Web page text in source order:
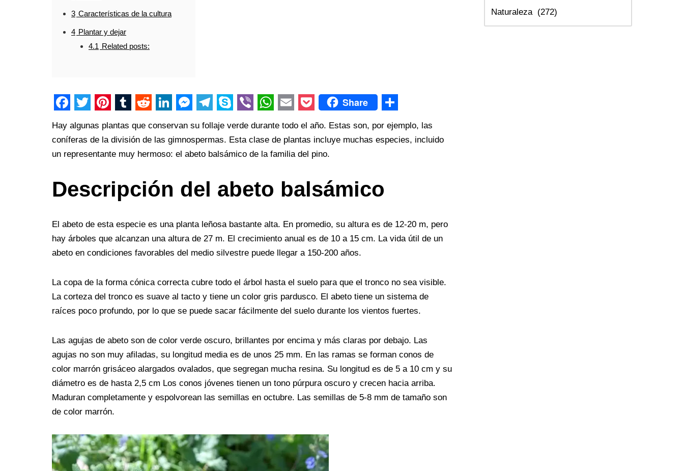
3 Características de la cultura
4 Plantar y dejar
4.1 Related posts:
F
a
c
b
o
o
k
T
w
i
t
e
i
n
e
r
s
t
T
u
m
l
r
e
d
i
t
i
n
e
d
n
e
s
e
n
g
e
r
T
e
l
g
r
a
m
S
k
y
e
V
i
b
r
h
a
s
A
p
E
m
a
P
o
c
e
t
Share
S
h
a
e
Hay algunas plantas que conservan su follaje verde durante todo el año. Estas son, por ejemplo, las
coníferas de la división de las gimnospermas. Esta clase de plantas incluye muchas especies, incluido
un representante muy hermoso: el abeto balsámico de la familia del pino.
Descripción del abeto balsámico
El abeto de esta especie es una planta leñosa bastante alta. En promedio, su altura es de 12-20 m, pero
hay árboles que alcanzan una altura de 27 m. El crecimiento anual es de 10 a 15 cm. La vida útil de un
abeto en condiciones favorables del medio silvestre puede llegar a 150-200 años.
La copa de la forma cónica correcta cubre todo el árbol hasta el suelo para que el tronco no sea visible.
La corteza del tronco es suave al tacto y tiene un color gris pardusco. El abeto tiene un sistema de
raíces poco profundo, por lo que se puede sacar fácilmente del suelo durante los vientos fuertes.
Las agujas de abeto son de color verde oscuro, brillantes por encima y más claras por debajo. Las
agujas no son muy afiladas, su longitud media es de unos 25 mm. En las ramas se forman conos de
color marrón grisáceo alargados ovalados, que segregan mucha resina. Su longitud es de 5 a 10 cm y su
diámetro es de hasta 2,5 cm Los conos jóvenes tienen un tono púrpura oscuro y crecen hacia arriba.
Maduran completamente y espolvorean las semillas en octubre. Las semillas de 5-8 mm de tamaño son
de color marrón.